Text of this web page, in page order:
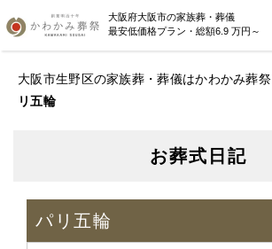
大阪府大阪市の家族葬・葬儀
最安低価格プラン・総額6.9 万円～
大阪市生野区の家族葬・葬儀はかわかみ葬祭
リ五輪
お葬式日記
パリ五輪